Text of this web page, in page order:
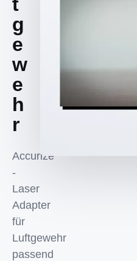
g
e
w
e
h
r
Accurize
-
Laser
Adapter
für
Luftgewehr
passend